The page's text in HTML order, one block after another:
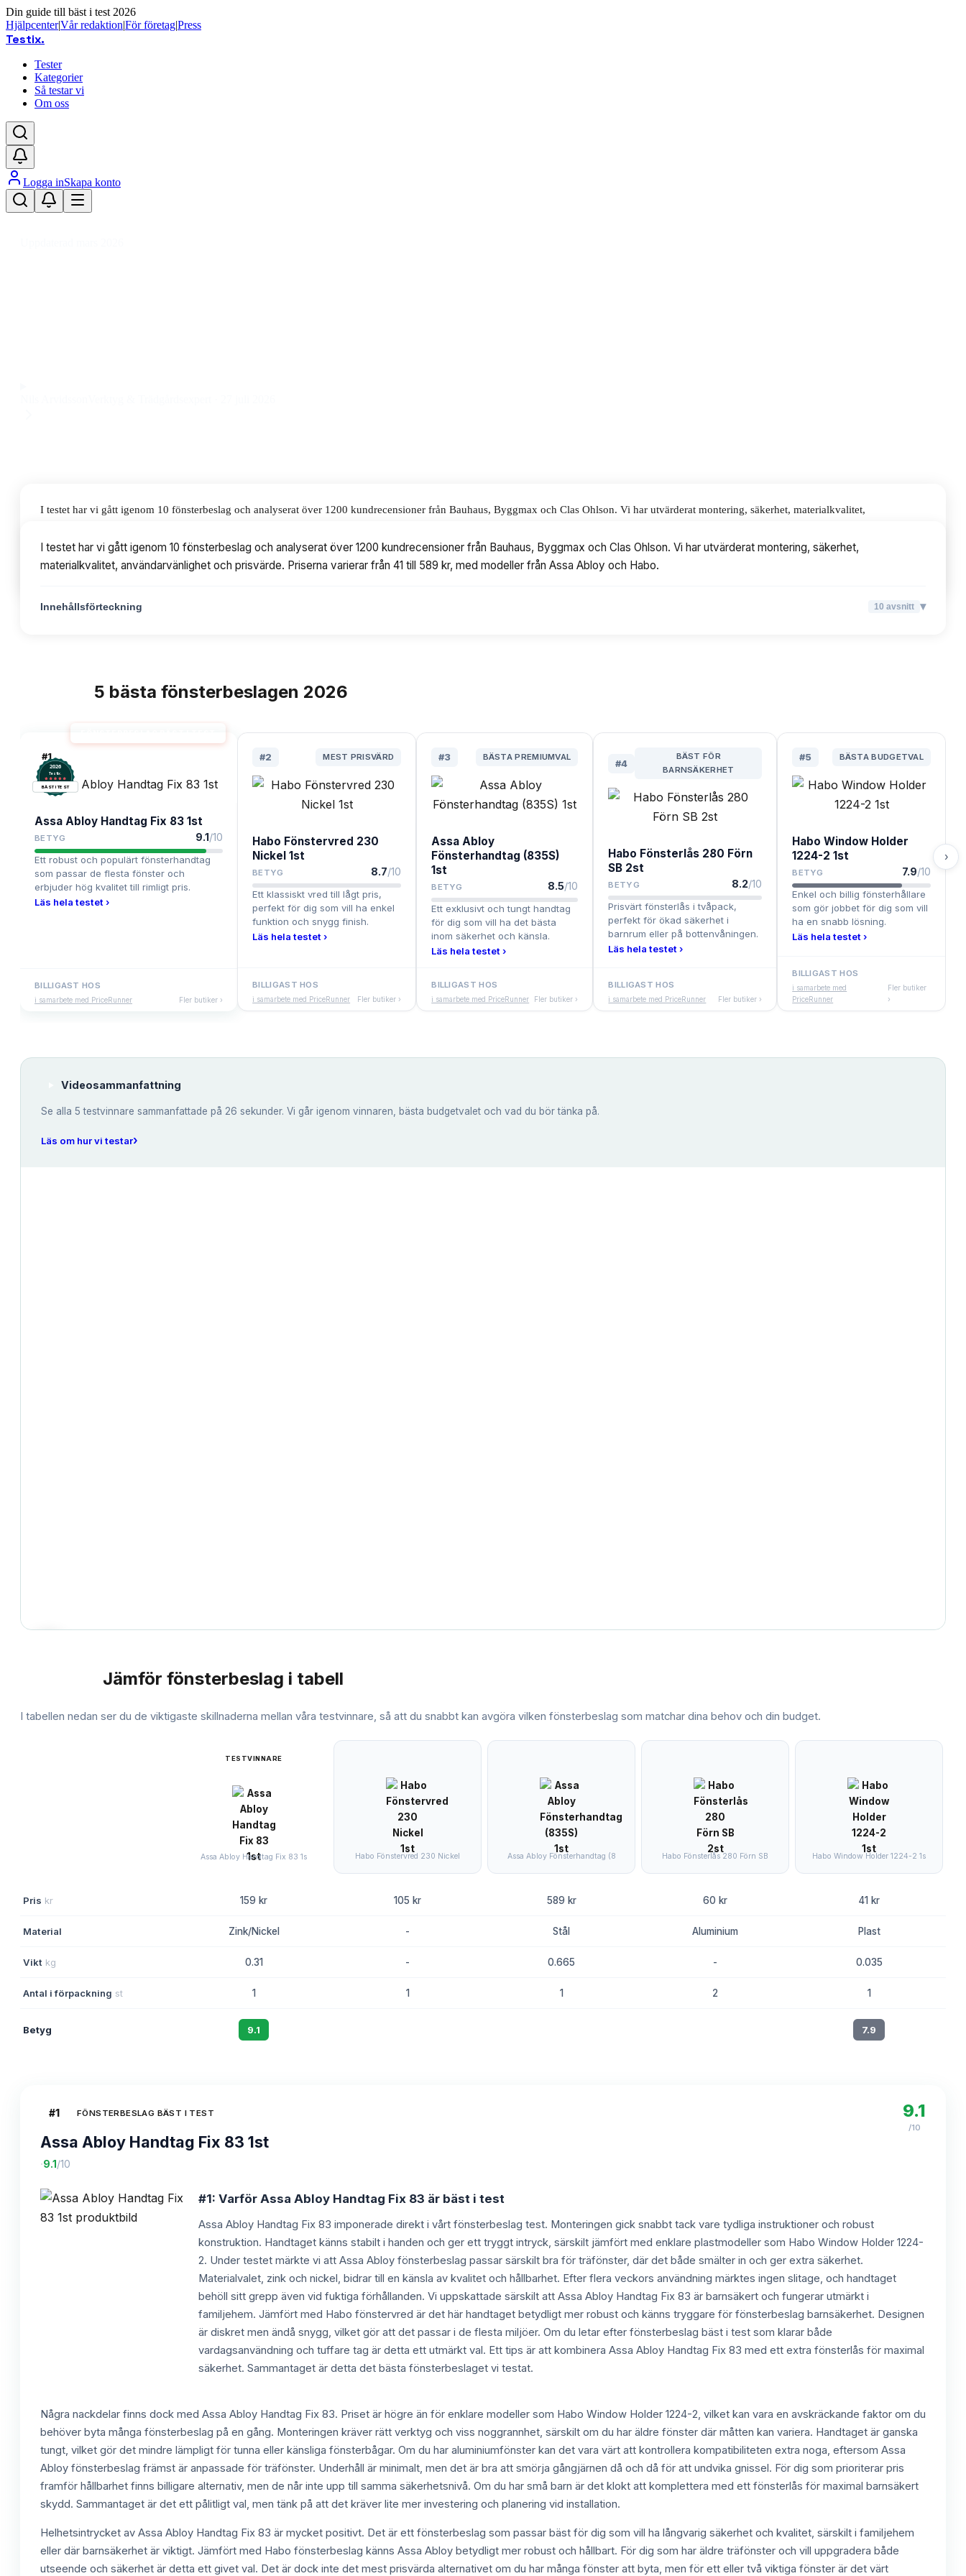
Din guide till bäst i test 2026
Hjälpcenter|Vår redaktion|För företag|Press
Testix.
Tester
Kategorier
Så testar vi
Om oss
Logga inSkapa konto
I testet har vi gått igenom 10 fönsterbeslag och analyserat över 1200 kundrecensioner från Bauhaus, Byggmax och Clas Ohlson. Vi har utvärderat montering, säkerhet, materialkvalitet,
Innehållsförteckning
I testet har vi gått igenom 10 fönsterbeslag och analyserat över 1200 kundrecensioner från Bauhaus, Byggmax och Clas Ohlson. Vi har utvärderat montering, säkerhet,
materialkvalitet, användarvänlighet och prisvärde. Priserna varierar från 41 till 589 kr, med modeller från Assa Abloy och Habo.
Innehållsförteckning 10 avsnitt ▾
5 bästafönsterbeslagen 2026
#1
2026
Testix.
BÄST I TEST
Assa Abloy Handtag Fix 83 1st
BETYG 9.1/10
Ett robust och populärt fönsterhandtag
som passar de flesta fönster och
erbjuder hög kvalitet till rimligt pris.
Läs hela testet ›
BILLIGAST HOS
i samarbete med PriceRunner Fler butiker ›
#2 MEST PRISVÄRD
Habo Fönstervred 230
Nickel 1st
BETYG 8.7/10
Ett klassiskt vred till lågt pris,
perfekt för dig som vill ha enkel
funktion och snygg finish.
Läs hela testet ›
BILLIGAST HOS
i samarbete med PriceRunner Fler butiker ›
#3 BÄSTA PREMIUMVAL
Assa Abloy
Fönsterhandtag (835S)
1st
BETYG 8.5/10
Ett exklusivt och tungt handtag
för dig som vill ha det bästa
inom säkerhet och känsla.
Läs hela testet ›
BILLIGAST HOS
i samarbete med PriceRunner Fler butiker ›
#4
BÄST FÖR
BARNSÄKERHET
Habo Fönsterlås 280 Förn
SB 2st
BETYG 8.2/10
Prisvärt fönsterlås i tvåpack,
perfekt för ökad säkerhet i
barnrum eller på bottenvåningen.
Läs hela testet ›
BILLIGAST HOS
i samarbete med PriceRunner Fler butiker ›
#5 BÄSTA BUDGETVAL
Habo Window Holder
1224-2 1st
BETYG 7.9/10
Enkel och billig fönsterhållare
som gör jobbet för dig som vill
ha en snabb lösning.
Läs hela testet ›
BILLIGAST HOS
i samarbete med
PriceRunner
Fler butiker
›
›
Videosammanfattning
Se alla 5 testvinnare sammanfattade på 26 sekunder. Vi går igenom vinnaren, bästa budgetvalet och vad du bör tänka på.
Läs om hur vi testar›
Jämför fönsterbeslag i tabell
I tabellen nedan ser du de viktigaste skillnaderna mellan våra testvinnare, så att du snabbt kan avgöra vilken fönsterbeslag som matchar dina behov och din budget.
TESTVINNARE
Assa Abloy Handtag Fix 83 1s Habo Fönstervred 230 Nickel Assa Abloy Fönsterhandtag (8 Habo Fönsterlås 280 Förn SB Habo Window Holder 1224-2 1s
Pris kr 159 kr 105 kr 589 kr 60 kr 41 kr
Material Zink/Nickel - Stål Aluminium Plast
Vikt kg 0.31 - 0.665 - 0.035
Antal i förpackning st 1 1 1 2 1
Betyg 9.1 7.9
#1 FÖNSTERBESLAG BÄST I TEST
Assa Abloy Handtag Fix 83 1st
·9.1 /10
9.1
/10
#1: Varför Assa Abloy Handtag Fix 83 är bäst i test
Assa Abloy Handtag Fix 83 imponerade direkt i vårt fönsterbeslag test. Monteringen gick snabbt tack vare tydliga instruktioner och robust
konstruktion. Handtaget känns stabilt i handen och ger ett tryggt intryck, särskilt jämfört med enklare plastmodeller som Habo Window Holder 1224-
2. Under testet märkte vi att Assa Abloy fönsterbeslag passar särskilt bra för träfönster, där det både smälter in och ger extra säkerhet.
Materialvalet, zink och nickel, bidrar till en känsla av kvalitet och hållbarhet. Efter flera veckors användning märktes ingen slitage, och handtaget
behöll sitt grepp även vid fuktiga förhållanden. Vi uppskattade särskilt att Assa Abloy Handtag Fix 83 är barnsäkert och fungerar utmärkt i
familjehem. Jämfört med Habo fönstervred är det här handtaget betydligt mer robust och känns tryggare för fönsterbeslag barnsäkerhet. Designen
är diskret men ändå snygg, vilket gör att det passar i de flesta miljöer. Om du letar efter fönsterbeslag bäst i test som klarar både
vardagsanvändning och tuffare tag är detta ett utmärkt val. Ett tips är att kombinera Assa Abloy Handtag Fix 83 med ett extra fönsterlås för maximal
säkerhet. Sammantaget är detta det bästa fönsterbeslaget vi testat.
Några nackdelar finns dock med Assa Abloy Handtag Fix 83. Priset är högre än för enklare modeller som Habo Window Holder 1224-2, vilket kan vara en avskräckande faktor om du
behöver byta många fönsterbeslag på en gång. Monteringen kräver rätt verktyg och viss noggrannhet, särskilt om du har äldre fönster där måtten kan variera. Handtaget är ganska
tungt, vilket gör det mindre lämpligt för tunna eller känsliga fönsterbågar. Om du har aluminiumfönster kan det vara värt att kontrollera kompatibiliteten extra noga, eftersom Assa
Abloy fönsterbeslag främst är anpassade för träfönster. Underhåll är minimalt, men det är bra att smörja gångjärnen då och då för att undvika gnissel. För dig som prioriterar pris
framför hållbarhet finns billigare alternativ, men de når inte upp till samma säkerhetsnivå. Om du har små barn är det klokt att komplettera med ett fönsterlås för maximal barnsäkert
skydd. Sammantaget är det ett pålitligt val, men tänk på att det kräver lite mer investering och planering vid installation.
Helhetsintrycket av Assa Abloy Handtag Fix 83 är mycket positivt. Det är ett fönsterbeslag som passar bäst för dig som vill ha långvarig säkerhet och kvalitet, särskilt i familjehem
eller där barnsäkerhet är viktigt. Jämfört med Habo fönsterbeslag känns Assa Abloy betydligt mer robust och hållbart. För dig som har äldre träfönster och vill uppgradera både
utseende och säkerhet är detta ett givet val. Det är dock inte det mest prisvärda alternativet om du har många fönster att byta, men för ett eller två viktiga fönster är det värt